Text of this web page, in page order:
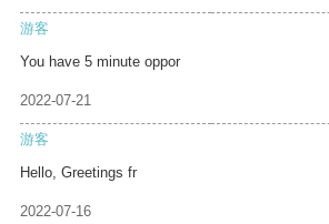
游客
You have 5 minute oppor
2022-07-21
游客
Hello, Greetings fr
2022-07-16